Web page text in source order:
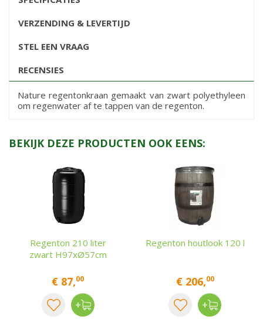
VERZENDING & LEVERTIJD
STEL EEN VRAAG
RECENSIES
Nature regentonkraan gemaakt van zwart polyethyleen
om regenwater af te tappen van de regenton.
BEKIJK DEZE PRODUCTEN OOK EENS:
Regenton 210 liter
zwart H97xØ57cm
€ 87,00
Regenton houtlook 120 l
€ 206,00